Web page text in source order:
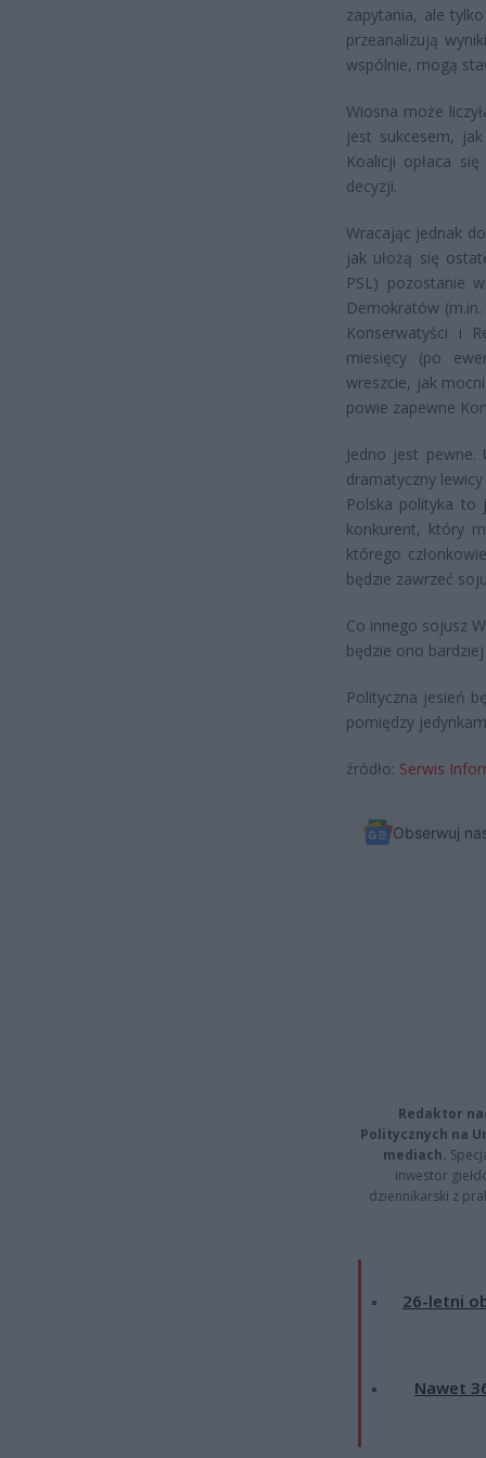
zapytania, ale
przeanalizują
wspólnie, mogą
Wiosna może
jest sukcesem,
Koalicji opłaca
decyzji.
Wracając jednak
jak ułożą się
PSL) pozostanie
Demokratów
Konserwatyści i
miesięcy (po
wreszcie, jak
powie zapewne
Jedno jest pewne.
dramatyczny
Polska polityka to
konkurent, który
którego
będzie zawrzeć
Co innego sojusz
będzie ono
Polityczna jesień
pomiędzy
źródło: Serwis
Obserwuj
Redaktor
Politycznych na
mediach.
inwestor
dziennikarski z
26-letni
Nawet